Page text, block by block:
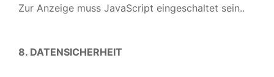
Zur Anzeige muss JavaScript eingeschaltet sein..
8. DATENSICHERHEIT